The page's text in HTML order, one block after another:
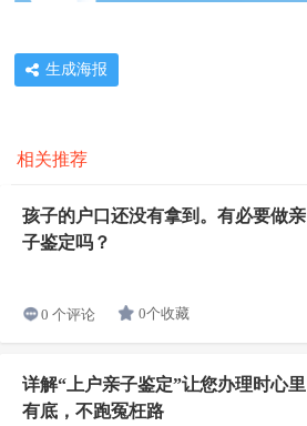
生成海报
相关推荐
孩子的户口还没有拿到。有必要做亲
子鉴定吗？
0 个评论 0个收藏
详解“上户亲子鉴定”让您办理时心里
有底，不跑冤枉路